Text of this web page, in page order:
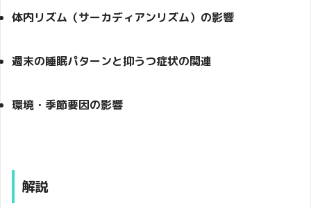
体内リズム（サーカディアンリズム）の影響
週末の睡眠パターンと抑うつ症状の関連
環境・季節要因の影響
解説